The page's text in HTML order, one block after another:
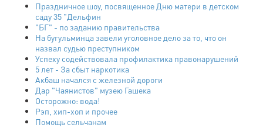
Праздничное шоу, посвященное Дню матери в детском
саду 35 "Дельфин
"БГ" - по заданию правительства
На бугульминца завели уголовное дело за то, что он
назвал судью преступником
Успеху содействовала профилактика правонарушений
5 лет - За сбыт наркотика
Акбаш начался с железной дороги
Дар "Чаянистов" музею Гашека
Осторожно: вода!
Рэп, хип-хоп и прочее
Помощь сельчанам